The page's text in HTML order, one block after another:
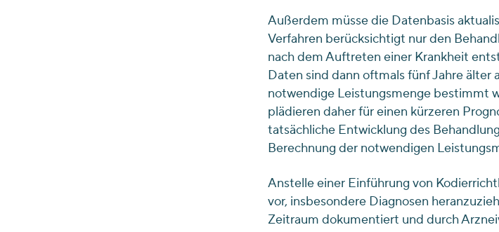
Außerdem müsse die Datenbasis
Verfahren berücksichtigt nur den
nach dem Auftreten einer Krankheit
Daten sind dann oftmals fünf Jahre älter
notwendige Leistungsmenge bestimmt
plädieren daher für einen kürzeren
tatsächliche Entwicklung des
Berechnung der notwendigen
Anstelle einer Einführung von
vor, insbesondere Diagnosen
Zeitraum dokumentiert und durch